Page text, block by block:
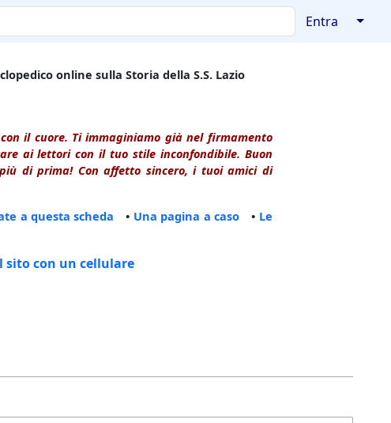
Entra ↓
online sulla Storia della S.S. Lazio
il cuore. Ti immaginiamo già nel firmamento
ai lettori con il tuo stile inconfondibile. Buon
di prima! Con affetto sincero, i tuoi amici di
a questa scheda • Una pagina a caso • Le
sito con un cellulare